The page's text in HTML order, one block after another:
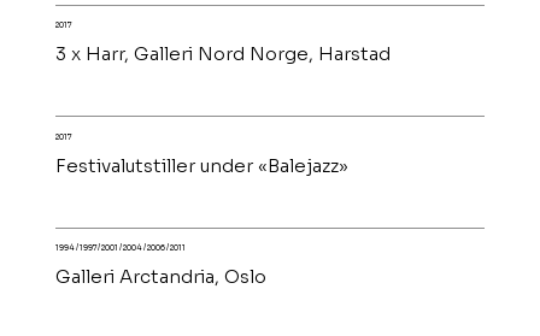
2017
3 x Harr, Galleri Nord Norge, Harstad
2017
Festivalutstiller under «Balejazz»
1994 / 1997/ 2001 / 2004 / 2006 / 2011
Galleri Arctandria, Oslo